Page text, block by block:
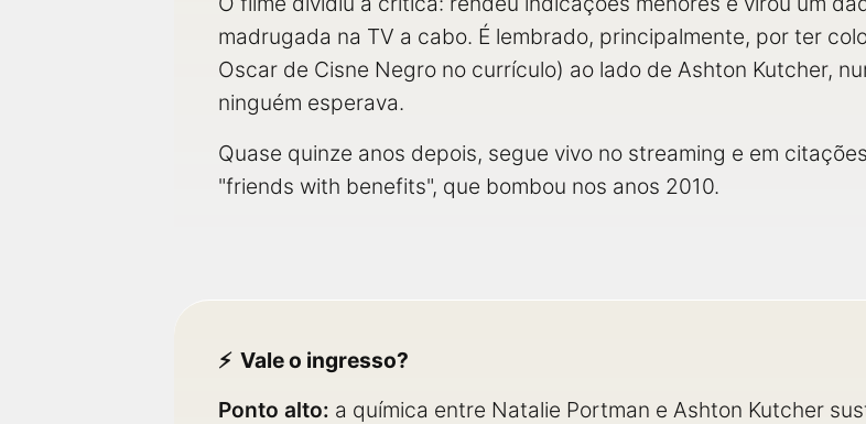
madrugada na TV a cabo. É lembrado, principalmente, por ter
Oscar de Cisne Negro no currículo) ao lado de Ashton Kutcher,
ninguém esperava.
Quase quinze anos depois, segue vivo no streaming e em
"friends with benefits", que bombou nos anos 2010.
Vale o ingresso?
Ponto alto: a química entre Natalie Portman e Ashton Kutcher